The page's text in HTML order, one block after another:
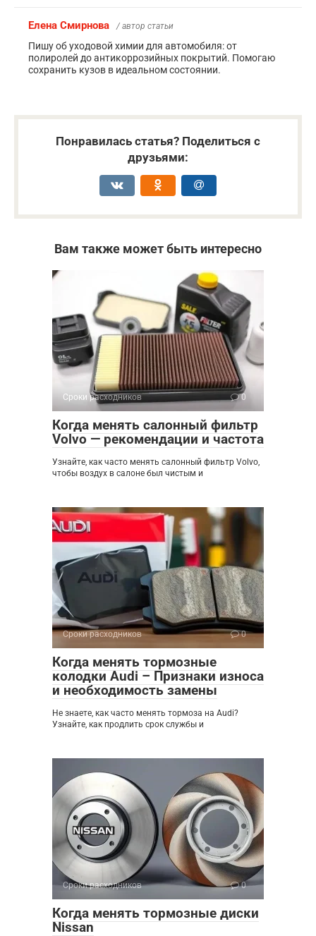
Елена Смирнова / автор статьи
Пишу об уходовой химии для автомобиля: от
полиролей до антикоррозийных покрытий. Помогаю
сохранить кузов в идеальном состоянии.
Понравилась статья? Поделиться с
друзьями:
Вам также может быть интересно
Сроки расходников 0
Когда менять салонный фильтр
Volvo — рекомендации и частота
Узнайте, как часто менять салонный фильтр Volvo,
чтобы воздух в салоне был чистым и
Сроки расходников 0
Когда менять тормозные
колодки Audi – Признаки износа
и необходимость замены
Не знаете, как часто менять тормоза на Audi?
Узнайте, как продлить срок службы и
Сроки расходников 0
Когда менять тормозные диски
Nissan